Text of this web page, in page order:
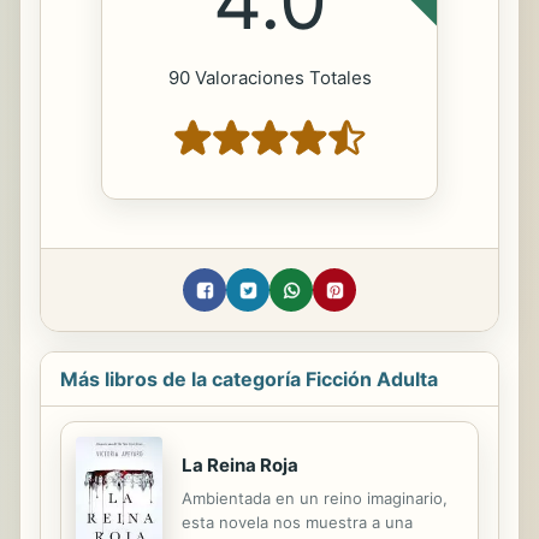
90 Valoraciones Totales
Más libros de la categoría Ficción Adulta
La Reina Roja
Ambientada en un reino imaginario,
esta novela nos muestra a una